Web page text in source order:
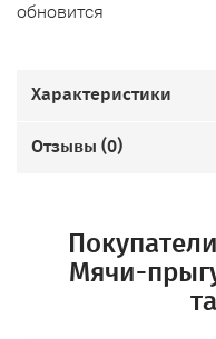
обновится
Характеристики
Отзывы (0)
Мячи-